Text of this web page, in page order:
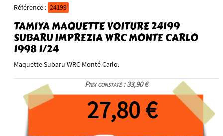
Référence : 24199
TAMIYA MAQUETTE VOITURE 24199
SUBARU IMPREZIA WRC MONTE CARLO
1998 1/24
Maquette Subaru WRC Monté Carlo.
Prix constaté : 33,90 €
27,80 €